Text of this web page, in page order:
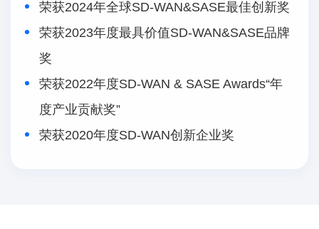
荣获2024年全球SD-WAN&SASE最佳创新奖
荣获2023年度最具价值SD-WAN&SASE品牌
奖
荣获2022年度SD-WAN & SASE Awards“年
度产业贡献奖”
荣获2020年度SD-WAN创新企业奖